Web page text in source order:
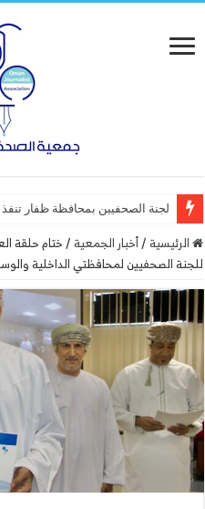
لجنة الصحفيين بمحافظة ظفار
الرئيسية /أخبار الجمعية /ختام حلقة
للجنة الصحفيين لمحافظتي الداخلية